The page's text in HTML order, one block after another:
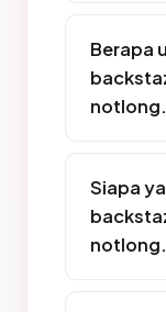
Berapa
Siapa